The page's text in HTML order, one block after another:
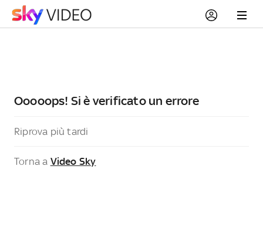
Ooooops! Si è verificato un errore
Riprova più tardi
Torna a Video Sky